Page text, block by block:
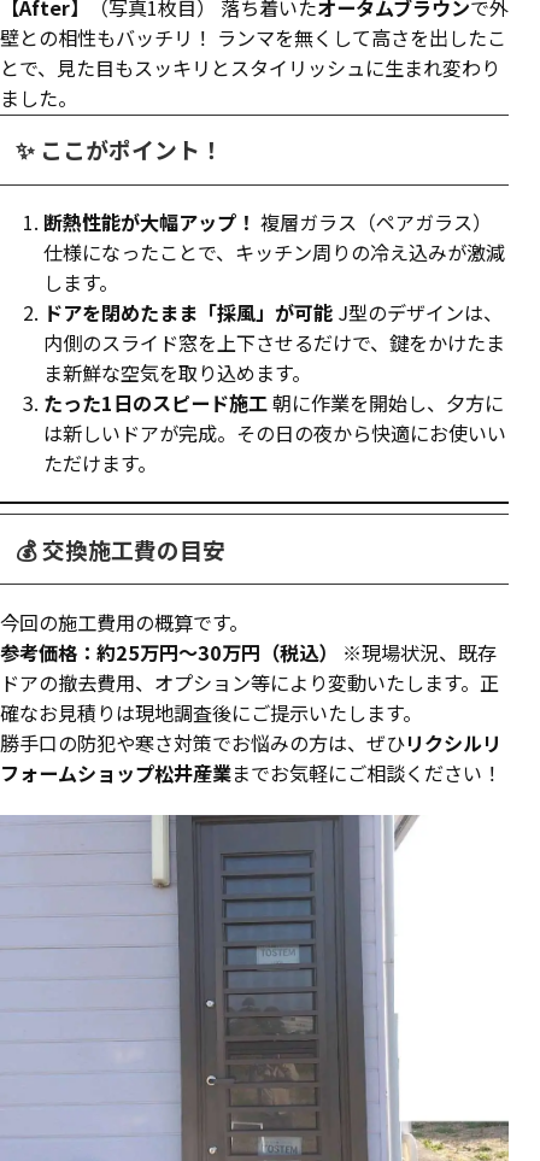
【After】 （写真1枚目） 落ち着いたオータムブラウンで外
壁との相性もバッチリ！ ランマを無くして高さを出したこ
とで、見た目もスッキリとスタイリッシュに生まれ変わり
ました。
✨ ここがポイント！
断熱性能が大幅アップ！ 複層ガラス（ペアガラス）
仕様になったことで、キッチン周りの冷え込みが激減
します。
ドアを閉めたまま「採風」が可能J型のデザインは、
内側のスライド窓を上下させるだけで、鍵をかけたま
ま新鮮な空気を取り込めます。
たった1日のスピード施工朝に作業を開始し、夕方に
は新しいドアが完成。その日の夜から快適にお使いい
ただけます。
💰 交換施工費の目安
今回の施工費用の概算です。
参考価格：約25万円〜30万円（税込）
※現場状況、既存
ドアの撤去費用、オプション等により変動いたします。正
確なお見積りは現地調査後にご提示いたします。
勝手口の防犯や寒さ対策でお悩みの方は、ぜひリクシルリ
フォームショップ松井産業までお気軽にご相談ください！